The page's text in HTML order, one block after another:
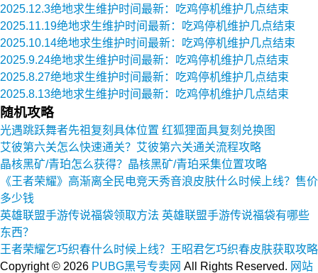
2025.12.3绝地求生维护时间最新：吃鸡停机维护几点结束
2025.11.19绝地求生维护时间最新：吃鸡停机维护几点结束
2025.10.14绝地求生维护时间最新：吃鸡停机维护几点结束
2025.9.24绝地求生维护时间最新：吃鸡停机维护几点结束
2025.8.27绝地求生维护时间最新：吃鸡停机维护几点结束
2025.8.13绝地求生维护时间最新：吃鸡停机维护几点结束
随机攻略
光遇跳跃舞者先祖复刻具体位置 红狐狸面具复刻兑换图
艾彼第六关怎么快速通关？艾彼第六关通关流程攻略
晶核黑矿/青珀怎么获得？晶核黑矿/青珀采集位置攻略
《王者荣耀》高渐离全民电竞天秀音浪皮肤什么时候上线？售价
多少钱
英雄联盟手游传说福袋领取方法 英雄联盟手游传说福袋有哪些
东西？
王者荣耀乞巧织春什么时候上线？王昭君乞巧织春皮肤获取攻略
Copyright © 2026 PUBG黑号专卖网 All Rights Reserved. 网站